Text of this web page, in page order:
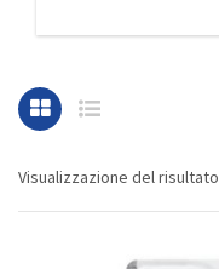
Visualizzazione del risultato